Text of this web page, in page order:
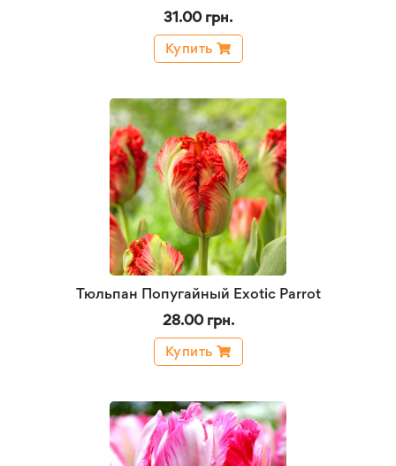
31.00 грн.
Купить
Тюльпан Попугайный Exotic Parrot
28.00 грн.
Купить